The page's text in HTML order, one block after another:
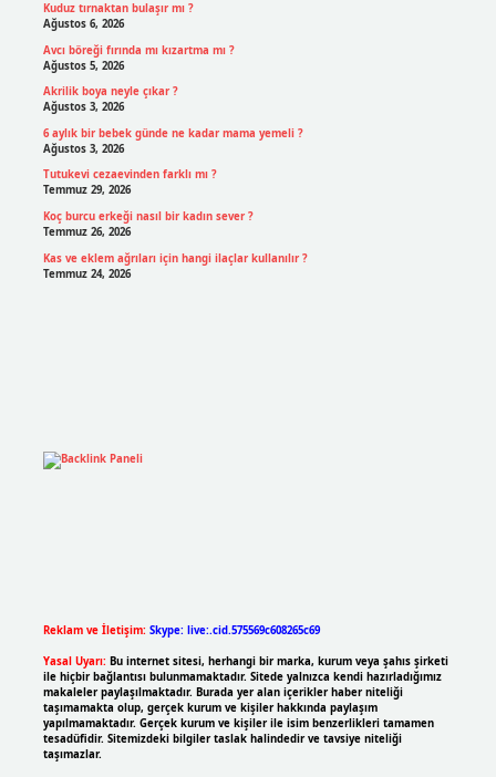
Kuduz tırnaktan bulaşır mı ?
Ağustos 6, 2026
Avcı böreği fırında mı kızartma mı ?
Ağustos 5, 2026
Akrilik boya neyle çıkar ?
Ağustos 3, 2026
6 aylık bir bebek günde ne kadar mama yemeli ?
Ağustos 3, 2026
Tutukevi cezaevinden farklı mı ?
Temmuz 29, 2026
Koç burcu erkeği nasıl bir kadın sever ?
Temmuz 26, 2026
Kas ve eklem ağrıları için hangi ilaçlar kullanılır ?
Temmuz 24, 2026
Reklam ve İletişim: Skype: live:.cid.575569c608265c69
Yasal Uyarı: Bu internet sitesi, herhangi bir marka, kurum veya şahıs şirketi
ile hiçbir bağlantısı bulunmamaktadır. Sitede yalnızca kendi hazırladığımız
makaleler paylaşılmaktadır. Burada yer alan içerikler haber niteliği
taşımamakta olup, gerçek kurum ve kişiler hakkında paylaşım
yapılmamaktadır. Gerçek kurum ve kişiler ile isim benzerlikleri tamamen
tesadüfidir. Sitemizdeki bilgiler taslak halindedir ve tavsiye niteliği
taşımazlar.